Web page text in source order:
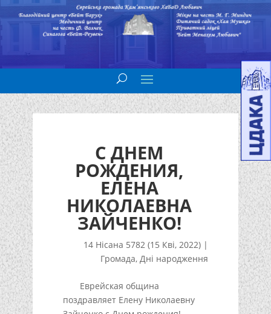
С ДНЕМ
РОЖДЕНИЯ,
ЕЛЕНА
НИКОЛАЕВНА
ЗАЙЧЕНКО!
14 Нісана 5782 (15 Кві, 2022) |
Громада,Дні народження
Еврейская община
поздравляет Елену Николаевну